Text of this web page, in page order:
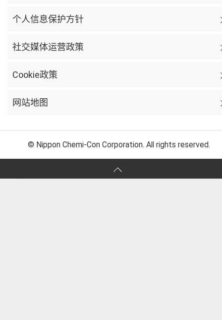
个人信息保护方针
社交媒体运营政策
Cookie政策
网站地图
© Nippon Chemi-Con Corporation. All rights reserved.